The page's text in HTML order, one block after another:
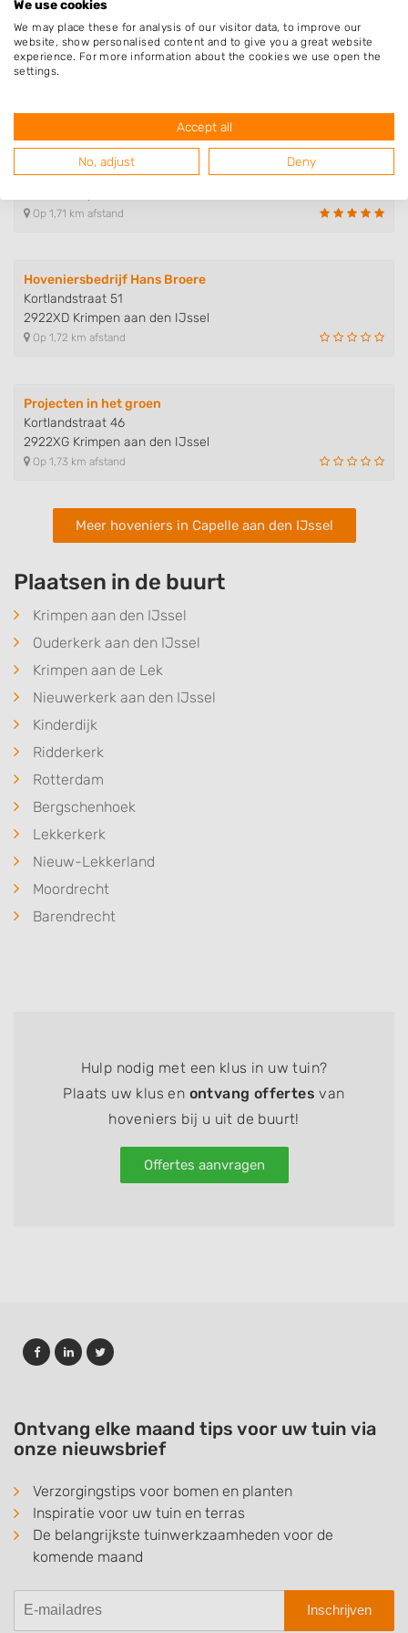
CJ Schuttingbouw & Bestrating
Savanne 65
2904TC Capelle aan den IJssel
Ridderhof Boomverzorging
Roos van Dekama erf 6
Op 1,71 km afstand
Hoveniersbedrijf Hans Broere
Kortlandstraat 51
2922XD Krimpen aan den IJssel
Op 1,72 km afstand
Projecten in het groen
Kortlandstraat 46
2922XG Krimpen aan den IJssel
Op 1,73 km afstand
Meer hoveniers in Capelle aan den IJssel
Plaatsen in de buurt
Krimpen aan den IJssel
Ouderkerk aan den IJssel
Krimpen aan de Lek
Nieuwerkerk aan den IJssel
Kinderdijk
Ridderkerk
Rotterdam
Bergschenhoek
Lekkerkerk
Nieuw-Lekkerland
Moordrecht
Barendrecht
Hulp nodig met een klus in uw tuin?
Plaats uw klus en ontvang offertes van
hoveniers bij u uit de buurt!
Offertes aanvragen
Ontvang elke maand tips voor uw tuin via
onze nieuwsbrief
Verzorgingstips voor bomen en planten
Inspiratie voor uw tuin en terras
De belangrijkste tuinwerkzaamheden voor de
komende maand
Inschrijven
We use cookies
We may place these for analysis of our visitor data, to improve our
website, show personalised content and to give you a great website
experience. For more information about the cookies we use open the
settings.
Accept all
No, adjust Deny